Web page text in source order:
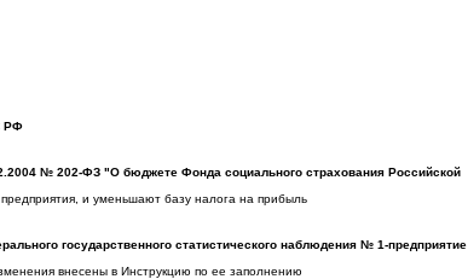
РФ
№ 202-ФЗ "О бюджете Фонда социального страхования Российской
и уменьшают базу налога на прибыль
государственного статистического наблюдения № 1-предприятие
внесены в Инструкцию по ее заполнению